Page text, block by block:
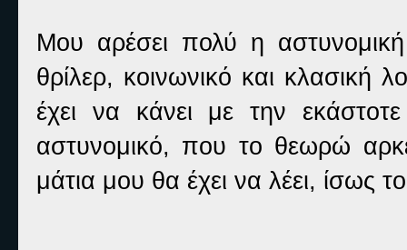
Μου αρέσει πολύ η
θρίλερ, κοινωνικό και κλασική
έχει να κάνει με την
αστυνομικό, που το θεωρώ
μάτια μου θα έχει να λέει, ίσως